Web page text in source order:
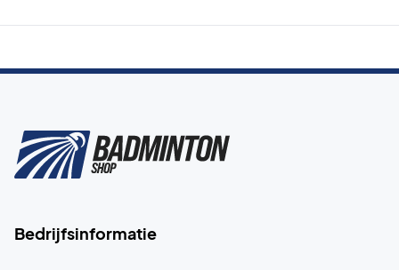
Bedrijfsinformatie